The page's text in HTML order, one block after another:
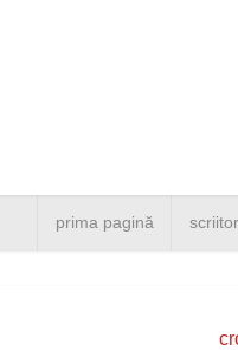
prima pagină